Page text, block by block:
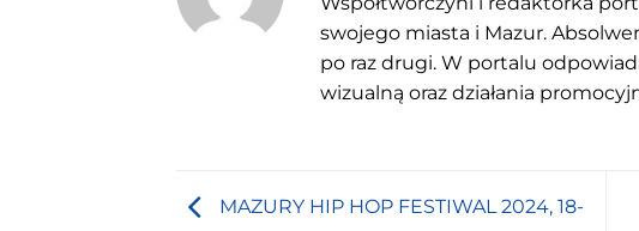
swojego miasta i Mazur.
po raz drugi. W portalu
wizualną oraz działania
MAZURY HIP HOP FESTIWAL 2024, 18-